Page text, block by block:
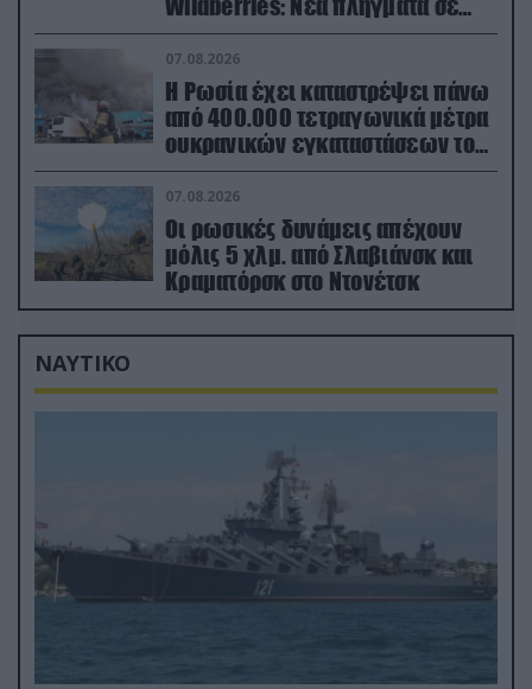
Wildberries: Νέα πλήγματα σε
εγκαταστάσεις στα Ουράλια
07.08.2026
Η Ρωσία έχει καταστρέψει πάνω
από 400.000 τετραγωνικά μέτρα
ουκρανικών εγκαταστάσεων τον
Ιούλιο
07.08.2026
Οι ρωσικές δυνάμεις απέχουν
μόλις 5 χλμ. από Σλαβιάνσκ και
Κραματόρσκ στο Ντονέτσκ
ΝΑΥΤΙΚΟ